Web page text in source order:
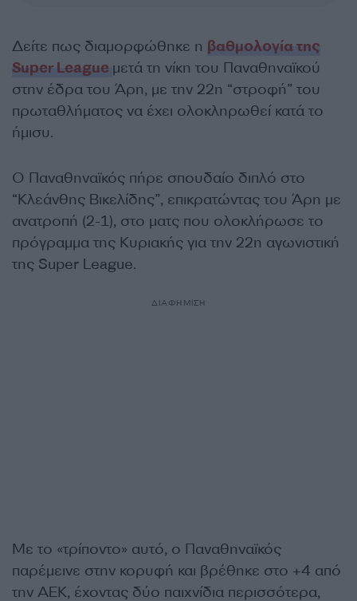
Δείτε πως διαμορφώθηκε η βαθμολογία της
Super League μετά τη νίκη του Παναθηναϊκού
στην έδρα του Άρη, με την 22η “στροφή” του
πρωταθλήματος να έχει ολοκληρωθεί κατά το
ήμισυ.
Ο Παναθηναϊκός πήρε σπουδαίο διπλό στο
“Κλεάνθης Βικελίδης”, επικρατώντας του Άρη με
ανατροπή (2-1), στο ματς που ολοκλήρωσε το
πρόγραμμα της Κυριακής για την 22η αγωνιστική
της Super League.
ΔΙΑΦΗΜΙΣΗ
Με το «τρίποντο» αυτό, ο Παναθηναϊκός
παρέμεινε στην κορυφή και βρέθηκε στο +4 από
την ΑΕΚ, έχοντας δύο παιχνίδια περισσότερα,